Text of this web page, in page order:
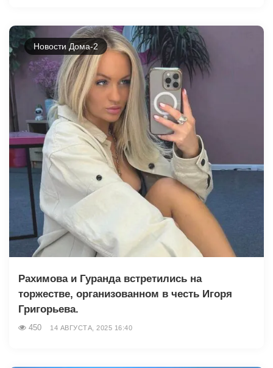
Новости Дома-2
Рахимова и Гуранда встретились на
торжестве, организованном в честь Игоря
Григорьева.
450 14 АВГУСТА, 2025 16:40